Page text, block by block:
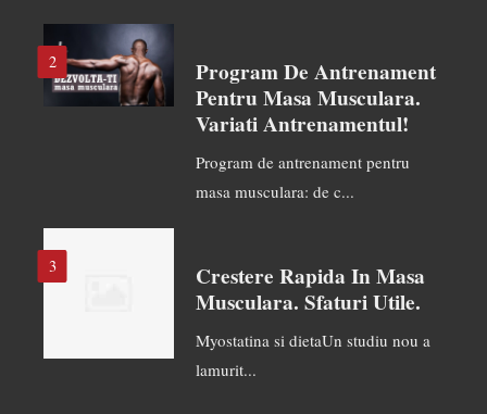
2
Program De Antrenament
Pentru Masa Musculara.
Variati Antrenamentul!
Program de antrenament pentru
masa musculara: de c...
3
Crestere Rapida In Masa
Musculara. Sfaturi Utile.
Myostatina si dietaUn studiu nou a
lamurit...